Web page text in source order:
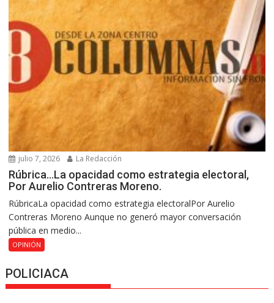
julio 7, 2026 La Redacción
Rúbrica…La opacidad como estrategia electoral,
Por Aurelio Contreras Moreno.
RúbricaLa opacidad como estrategia electoralPor Aurelio
Contreras Moreno Aunque no generó mayor conversación
pública en medio...
OPINIÓN
POLICIACA